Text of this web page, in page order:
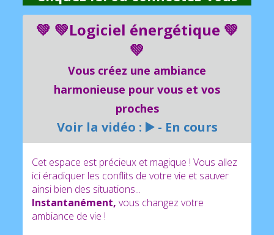
d'explication
- Date du dernier soin :05/08/2026
- Date du prochain soin
05/09/2026
- J'accepte de recevoir le soin :
A6A : le soutien aux
associations: ▶️
💚 💚Logiciel énergétique 💚
💚
Vous créez une ambiance
harmonieuse pour vous et vos
proches
Voir la vidéo : ▶️ - En cours
Cet espace est précieux et magique ! Vous allez
ici éradiquer les conflits de votre vie et sauver
ainsi bien des situations...
Instantanément,vous changez votre
ambiance de vie !